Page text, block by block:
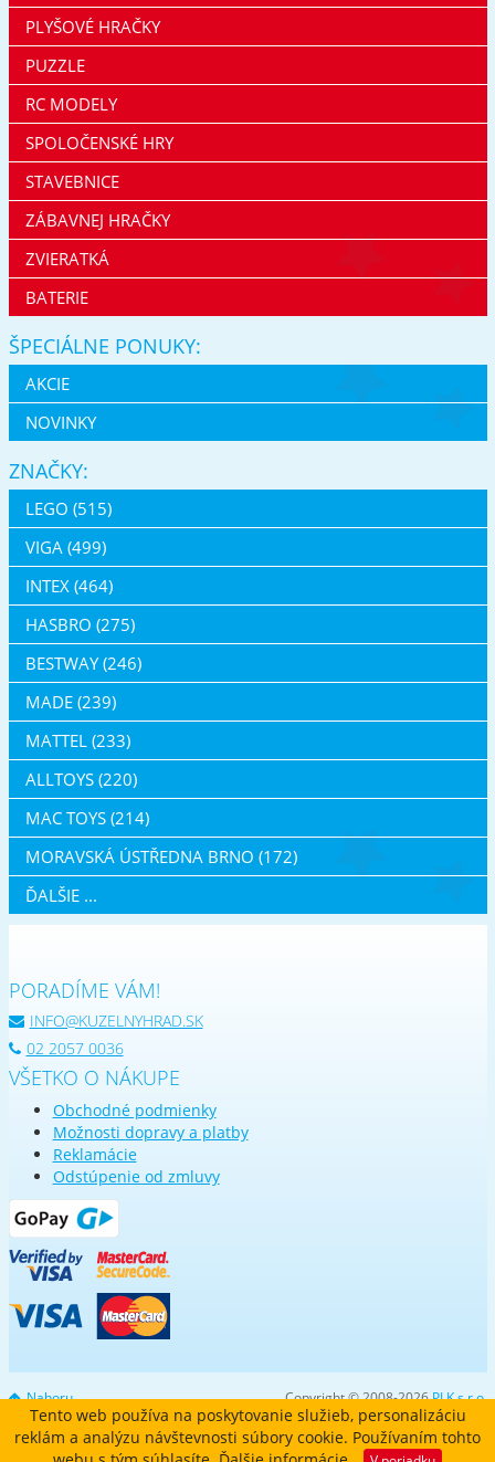
PLYŠOVÉ HRAČKY
PUZZLE
RC MODELY
SPOLOČENSKÉ HRY
STAVEBNICE
ZÁBAVNEJ HRAČKY
ZVIERATKÁ
BATERIE
ŠPECIÁLNE PONUKY:
AKCIE
NOVINKY
ZNAČKY:
LEGO (515)
VIGA (499)
INTEX (464)
HASBRO (275)
BESTWAY (246)
MADE (239)
MATTEL (233)
ALLTOYS (220)
MAC TOYS (214)
MORAVSKÁ ÚSTŘEDNA BRNO (172)
ĎALŠIE ...
PORADÍME VÁM!
INFO@KUZELNYHRAD.SK
02 2057 0036
VŠETKO O NÁKUPE
Obchodné podmienky
Možnosti dopravy a platby
Reklamácie
Odstúpenie od zmluvy
Nahoru Copyright © 2008-2026PLK s.r.o.
Tento web používa na poskytovanie služieb, personalizáciu
reklám a analýzu návštevnosti súbory cookie. Používaním tohto